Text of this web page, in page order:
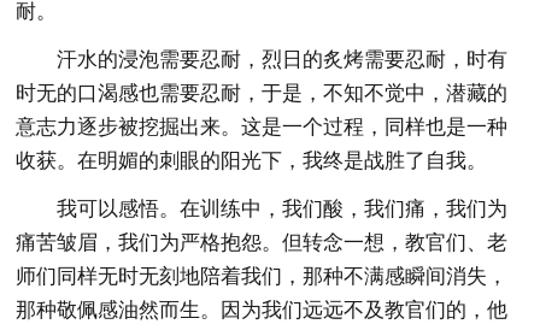
耐。
汗水的浸泡需要忍耐，烈日的炙烤需要忍耐，时有
时无的口渴感也需要忍耐，于是，不知不觉中，潜藏的
意志力逐步被挖掘出来。这是一个过程，同样也是一种
收获。在明媚的刺眼的阳光下，我终是战胜了自我。
我可以感悟。在训练中，我们酸，我们痛，我们为
痛苦皱眉，我们为严格抱怨。但转念一想，教官们、老
师们同样无时无刻地陪着我们，那种不满感瞬间消失，
那种敬佩感油然而生。因为我们远远不及教官们的，他